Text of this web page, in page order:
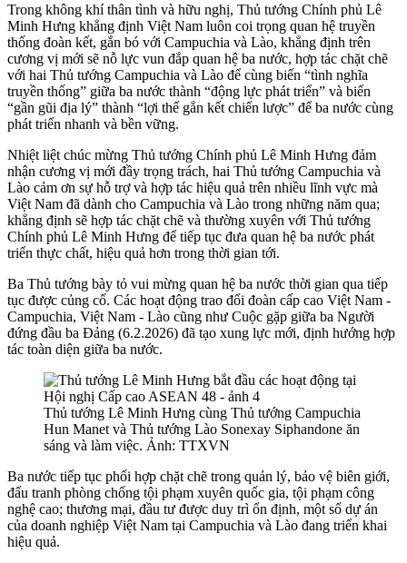
Trong không khí thân tình và hữu nghị, Thủ tướng Chính phủ Lê
Minh Hưng khẳng định Việt Nam luôn coi trọng quan hệ truyền
thống đoàn kết, gắn bó với Campuchia và Lào, khẳng định trên
cương vị mới sẽ nỗ lực vun đắp quan hệ ba nước, hợp tác chặt chẽ
với hai Thủ tướng Campuchia và Lào để cùng biến “tình nghĩa
truyền thống” giữa ba nước thành “động lực phát triển” và biến
“gần gũi địa lý” thành “lợi thế gắn kết chiến lược” để ba nước cùng
phát triển nhanh và bền vững.
Nhiệt liệt chúc mừng Thủ tướng Chính phủ Lê Minh Hưng đảm
nhận cương vị mới đầy trọng trách, hai Thủ tướng Campuchia và
Lào cảm ơn sự hỗ trợ và hợp tác hiệu quả trên nhiều lĩnh vực mà
Việt Nam đã dành cho Campuchia và Lào trong những năm qua;
khẳng định sẽ hợp tác chặt chẽ và thường xuyên với Thủ tướng
Chính phủ Lê Minh Hưng để tiếp tục đưa quan hệ ba nước phát
triển thực chất, hiệu quả hơn trong thời gian tới.
Ba Thủ tướng bày tỏ vui mừng quan hệ ba nước thời gian qua tiếp
tục được củng cố. Các hoạt động trao đổi đoàn cấp cao Việt Nam -
Campuchia, Việt Nam - Lào cũng như Cuộc gặp giữa ba Người
đứng đầu ba Đảng (6.2.2026) đã tạo xung lực mới, định hướng hợp
tác toàn diện giữa ba nước.
Thủ tướng Lê Minh Hưng cùng Thủ tướng Campuchia
Hun Manet và Thủ tướng Lào Sonexay Siphandone ăn
sáng và làm việc. Ảnh: TTXVN
Ba nước tiếp tục phối hợp chặt chẽ trong quản lý, bảo vệ biên giới,
đấu tranh phòng chống tội phạm xuyên quốc gia, tội phạm công
nghệ cao; thương mại, đầu tư được duy trì ổn định, một số dự án
của doanh nghiệp Việt Nam tại Campuchia và Lào đang triển khai
hiệu quả.